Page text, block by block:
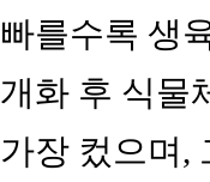
빠를수록 생
개화 후 식물
가장 컸으며,